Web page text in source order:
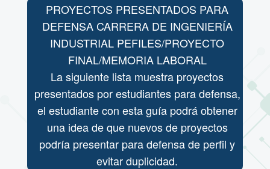
PROYECTOS PRESENTADOS PARA
DEFENSA CARRERA DE INGENIERÍA
INDUSTRIAL PEFILES/PROYECTO
FINAL/MEMORIA LABORAL
La siguiente lista muestra proyectos
presentados por estudiantes para defensa,
el estudiante con esta guía podrá obtener
una idea de que nuevos de proyectos
podría presentar para defensa de perfil y
evitar duplicidad.